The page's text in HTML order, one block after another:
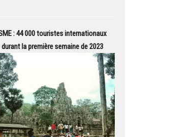
: 44 000 touristes internationaux
la première semaine de 2023